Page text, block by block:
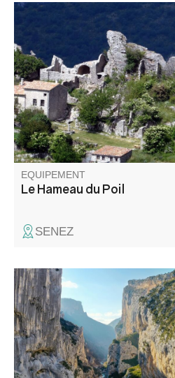
A la rencontre du pittoresque
village du Poil, accroché aux
flancs de son piton rocheux
dont il aurait tiré son nom "lou
péu", "pieu" en provençal.
EQUIPEMENT
Le Hameau du Poil
SENEZ
Entre alpages et Provence,
l’Espace Trail Des Sources aux
Gorges du Verdon propose un
ensemble de parcours variés et
originaux au sein d’une nature
préservée. Partez à la